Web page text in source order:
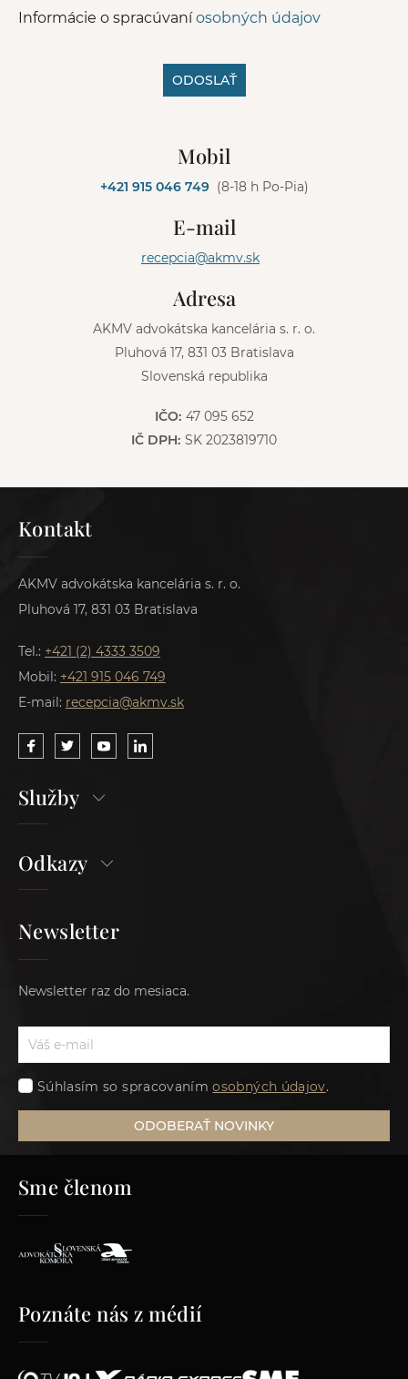
Informácie o spracúvaníosobných údajov
ODOSLAŤ
Mobil
+421 915 046 749 (8-18 h Po-Pia)
E-mail
recepcia@akmv.sk
Adresa
AKMV advokátska kancelária s. r. o.
Pluhová 17, 831 03 Bratislava
Slovenská republika
IČO: 47 095 652
IČ DPH: SK 2023819710
Kontakt
AKMV advokátska kancelária s. r. o.
Pluhová 17, 831 03 Bratislava
Tel.: +421 (2) 4333 3509
Mobil: +421 915 046 749
E-mail: recepcia@akmv.sk
Služby
Odkazy
Newsletter
Newsletter raz do mesiaca.
Súhlasím so spracovanímosobných údajov.
ODOBERAŤ NOVINKY
Sme členom
Poznáte nás z médií